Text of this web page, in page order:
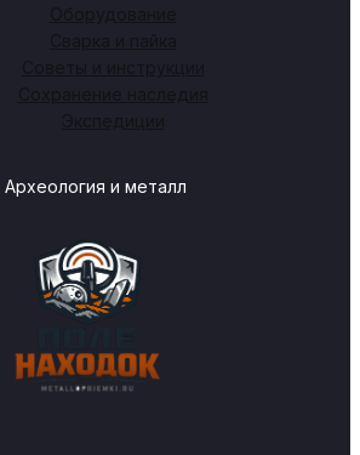
Оборудование
Сварка и пайка
Советы и инструкции
Сохранение наследия
Экспедиции
и металл